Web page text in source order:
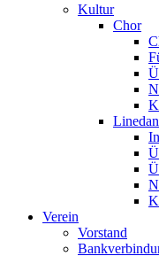
Kultur
Chor
Verein
Vorstand